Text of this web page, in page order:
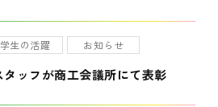
生の活躍 お知らせ
ッフが商工会議所にて表彰